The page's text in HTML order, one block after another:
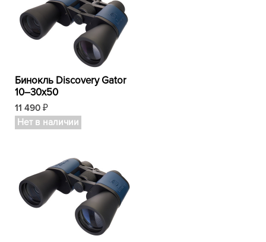
Бинокль Discovery Gator
10–30x50
11 490 ₽
Нет в наличии